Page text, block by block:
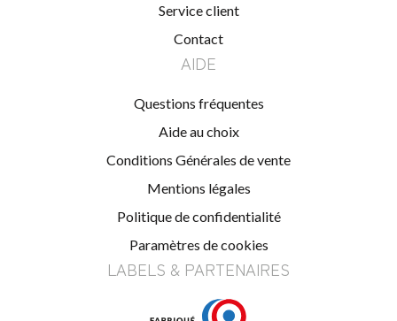
Service client
Contact
AIDE
Questions fréquentes
Aide au choix
Conditions Générales de vente
Mentions légales
Politique de confidentialité
Paramètres de cookies
LABELS & PARTENAIRES